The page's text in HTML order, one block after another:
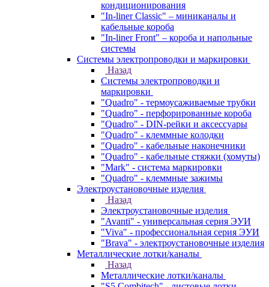
кондиционирования
"In-liner Classic" – миниканалы и
кабельные короба
"In-liner Front" – короба и напольные
системы
Системы электропроводки и маркировки
Назад
Системы электропроводки и
маркировки
"Quadro" - термоусаживаемые трубки
"Quadro" - перфорированные короба
"Quadro" - DIN-рейки и аксессуары
"Quadro" - клеммные колодки
"Quadro" - кабельные наконечники
"Quadro" - кабельные стяжки (хомуты)
"Mark" - система маркировки
"Quadro" - клеммные зажимы
Электроустановочные изделия
Назад
Электроустановочные изделия
"Avanti" - универсальная серия ЭУИ
"Viva" - профессиональная серия ЭУИ
"Brava" - электроустановочные изделия
Металлические лотки/каналы
Назад
Металлические лотки/каналы